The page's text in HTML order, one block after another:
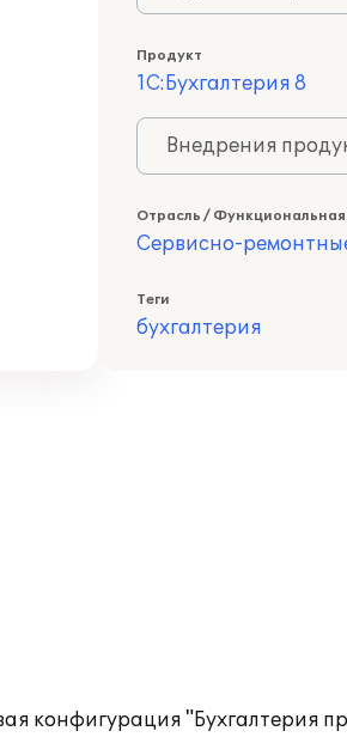
Продукт
1С:Бухгалтерия 8
Внедрения
Отрасль /
Сервисно-
Теги
бухгалтерия
конфигурация "Бухгалтерия